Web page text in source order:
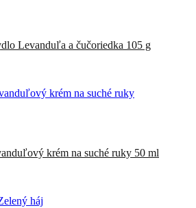
Levanduľa a čučoriedka 105 g
krém na suché ruky 50 ml